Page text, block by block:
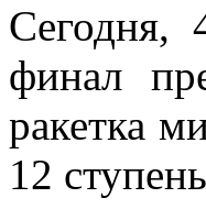
Сегодня,
финал
ракетка
12